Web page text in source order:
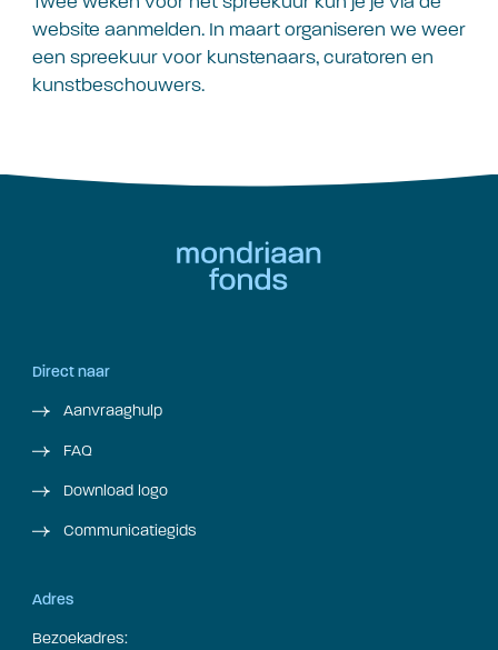
website aanmelden. In maart organiseren we weer
een spreekuur voor kunstenaars, curatoren en
kunstbeschouwers.
Direct naar
Aanvraaghulp
FAQ
Download logo
Communicatiegids
Adres
Bezoekadres: